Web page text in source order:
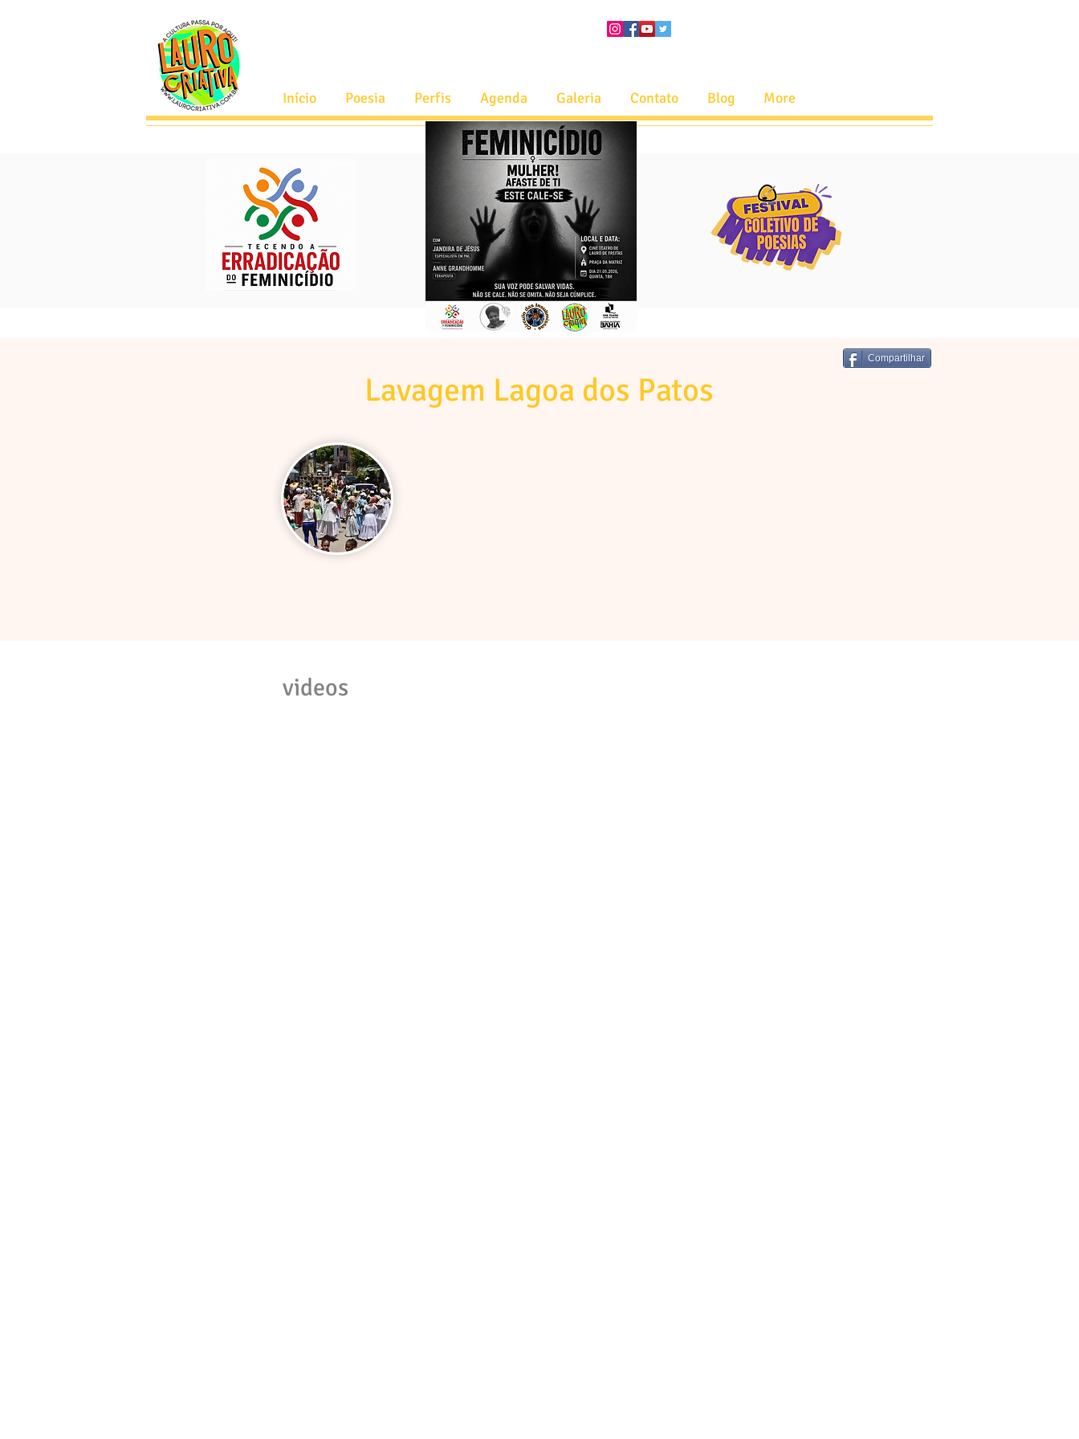
Início Poesia Perfis Agenda Galeria Contato Blog More
Compartilhar
Lavagem Lagoa dos Patos
videos